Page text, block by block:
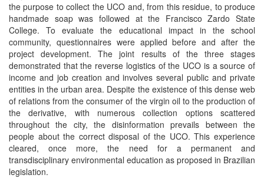
the purpose to collect the UCO and, from this residue, to produce
handmade soap was followed at the Francisco Zardo State
College. To evaluate the educational impact in the school
community, questionnaires were applied before and after the
project development. The joint results of the three stages
demonstrated that the reverse logistics of the UCO is a source of
income and job creation and involves several public and private
entities in the urban area. Despite the existence of this dense web
of relations from the consumer of the virgin oil to the production of
the derivative, with numerous collection options scattered
throughout the city, the disinformation prevails between the
people about the correct disposal of the UCO. This experience
cleared, once more, the need for a permanent and
transdisciplinary environmental education as proposed in Brazilian
legislation.